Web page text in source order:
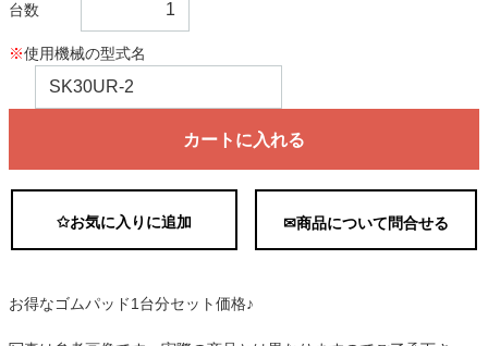
台数
※使用機械の型式名
カートに入れる
✩お気に入りに追加 ✉商品について問合せる
お得なゴムパッド1台分セット価格♪